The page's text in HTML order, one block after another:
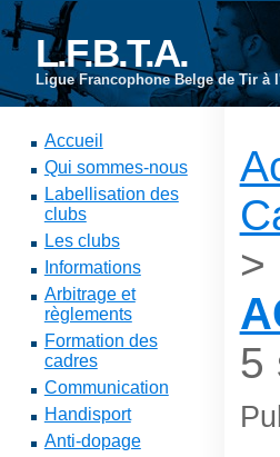
L.F.B.T.A.
Ligue Francophone Belge de Tir à
Accueil
Qui sommes-nous
Labellisation des
clubs
Les clubs
Informations
Arbitrage et
règlements
Formation des
cadres
Communication
Handisport
Anti-dopage
>
5